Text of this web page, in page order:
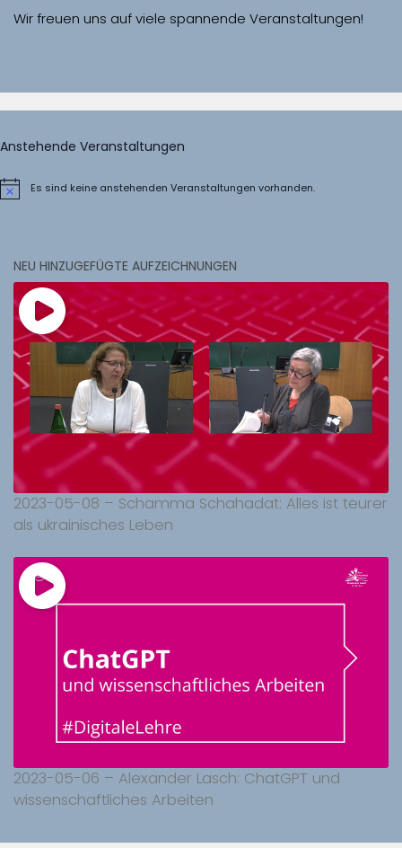
Wir freuen uns auf viele spannende Veranstaltungen!
Anstehende Veranstaltungen
HinweisEs sind keine anstehenden Veranstaltungen vorhanden.
NEU HINZUGEFÜGTE AUFZEICHNUNGEN
2023-05-08 – Schamma Schahadat: Alles ist teurer
als ukrainisches Leben
2023-05-06 – Alexander Lasch: ChatGPT und
wissenschaftliches Arbeiten